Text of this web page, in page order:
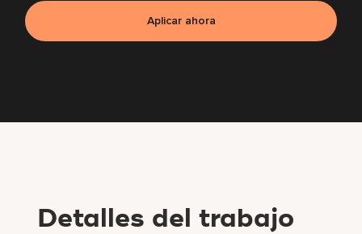
Aplicar ahora
Detalles del trabajo